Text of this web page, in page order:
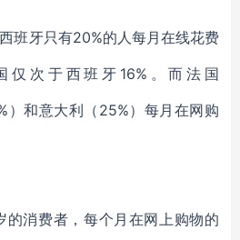
班牙只有20%的人每月在线花费
仅次于西班牙16%。而法国
）和意大利（25%）每月在网购
消费者，每个月在网上购物的